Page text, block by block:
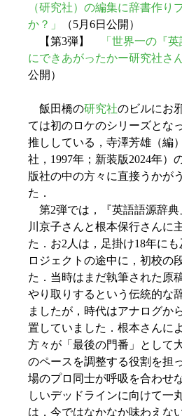
（研究社）の編集に辞書作り
か？」
（5月6日公開）
【第3弾】
「世界一の『
にできあがったかー研究社さ
公開）
飯田橋の研究社のビルにお
ては初のロケのシリーズとな
推ししている，寺澤芳雄（編）
社，1997年；新装版2024年）
版社の中の方々に直接うかが
た．
第2弾では，『英語語源辞典
川京子さんと根本保行さんに
た．お2人は，足掛け18年に
ロジェクトの途中に，初校の
た．当時はまだ執筆された原
やり取りするという伝統的な
ましたが，時代はアナログか
置していました．根本さんに
方々が「最後の門番」として
のペースを調整する役割を担
場のプロ同士が呼吸を合わせ
しいデッドラインに向けて一
は，今ではなかなか味わえな